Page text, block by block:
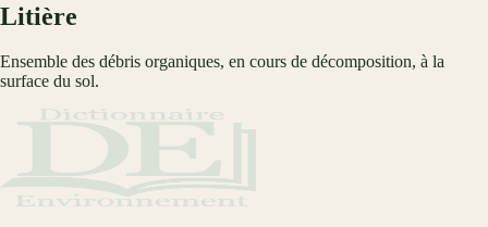
Litière
Ensemble des débris organiques, en cours de décomposition, à la
surface du sol.